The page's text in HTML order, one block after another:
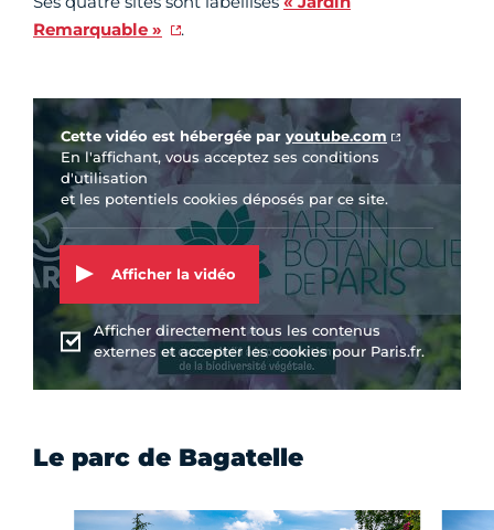
Remarquable »
.
Vidéo Youtube
Cette vidéo est hébergée par youtube.com
En l'affichant, vous acceptez ses conditions
d'utilisation
et les potentiels cookies déposés par ce site.
Afficher la vidéo
Afficher directement tous les contenus
externes et accepter les cookies pour Paris.fr.
Le parc de Bagatelle